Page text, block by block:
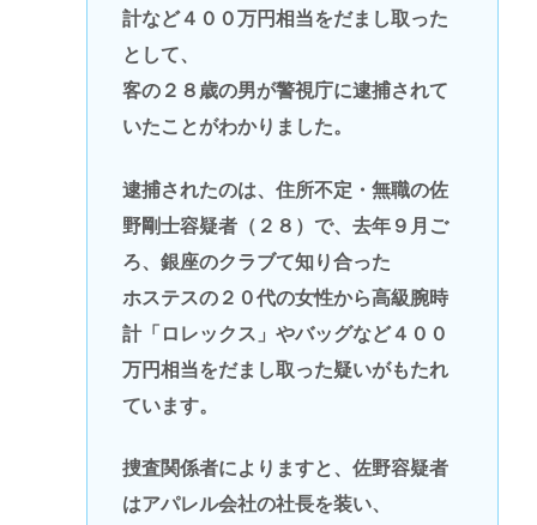
計など４００万円相当をだまし取った
として、
客の２８歳の男が警視庁に逮捕されて
いたことがわかりました。
逮捕されたのは、住所不定・無職の佐
野剛士容疑者（２８）で、去年９月ご
ろ、銀座のクラブて知り合った
ホステスの２０代の女性から高級腕時
計「ロレックス」やバッグなど４００
万円相当をだまし取った疑いがもたれ
ています。
捜査関係者によりますと、佐野容疑者
はアパレル会社の社長を装い、